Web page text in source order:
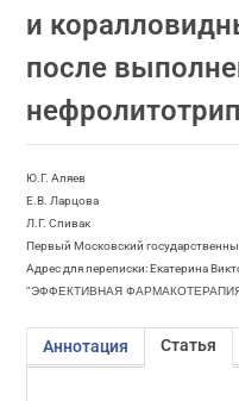
и
после
Ю.Г. Аляев
Е.В. Ларцова
Л.Г. Спивак
Первый Московский
Адрес для переписки: Екатерина
"ЭФФЕКТИВНАЯ ФАРМАКОТЕРАПИЯ.
Аннотация Статья